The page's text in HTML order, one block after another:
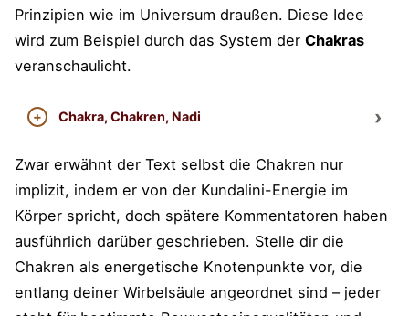
Prinzipien wie im Universum draußen. Diese Idee
wird zum Beispiel durch das System der Chakras
veranschaulicht.
Chakra, Chakren, Nadi
Zwar erwähnt der Text selbst die Chakren nur
implizit, indem er von der Kundalini-Energie im
Körper spricht, doch spätere Kommentatoren haben
ausführlich darüber geschrieben. Stelle dir die
Chakren als energetische Knotenpunkte vor, die
entlang deiner Wirbelsäule angeordnet sind – jeder